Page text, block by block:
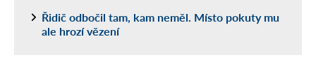
Řidič odbočil tam, kam neměl. Místo pokuty mu
ale hrozí vězení